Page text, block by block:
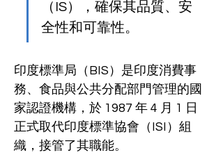
（IS），確保其品質、安
全性和可靠性。
印度標準局（BIS）是印度消費事
務、食品與公共分配部門管理的國
家認證機構，於 1987 年 4 月 1 日
正式取代印度標準協會（ISI）組
織，接管了其職能。